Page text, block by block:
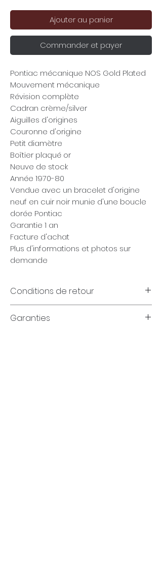
Ajouter au panier
Commander et payer
Pontiac mécanique NOS Gold Plated
Mouvement mécanique
Révision complète
Cadran crème/silver
Aiguilles d'origines
Couronne d'origine
Petit diamètre
Boîtier plaqué or
Neuve de stock
Année 1970-80
Vendue avec un bracelet d'origine
neuf en cuir noir munie d'une boucle
dorée Pontiac
Garantie 1 an
Facture d'achat
Plus d'informations et photos sur
demande
Conditions de retour
Garanties